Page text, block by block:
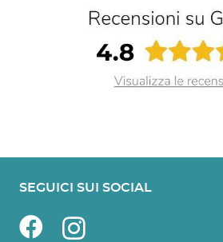
SEGUICI SUI SOCIAL